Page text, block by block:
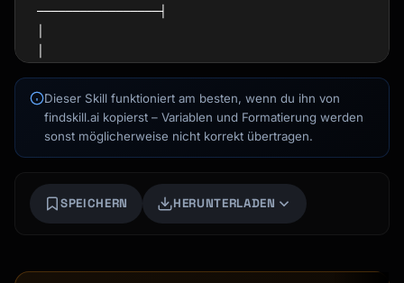
─────────────────┤
│
│       │
│  ┌─────────────┐    ┌─────────────┐
┌─────────────┐     │
│  │ Availability│───►│   Booking
│  │   Check     │    │   Creation  │    │
Dieser Skill funktioniert am besten, wenn du ihn von
findskill.ai kopierst – Variablen und Formatierung werden
sonst möglicherweise nicht korrekt übertragen.
SPEICHERN HERUNTERLADEN